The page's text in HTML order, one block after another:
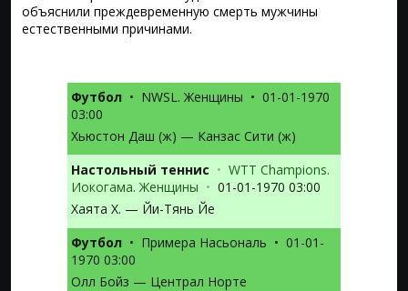
объяснили преждевременную смерть мужчины
естественными причинами.
Футбол • NWSL. Женщины • 01-01-1970
03:00
Хьюстон Даш (ж) — Канзас Сити (ж)
Настольный теннис • WTT Champions.
Иокогама. Женщины • 01-01-1970 03:00
Хаята Х. — Йи-Тянь Йе
Футбол • Примера Насьональ • 01-01-
1970 03:00
Олл Бойз — Централ Норте